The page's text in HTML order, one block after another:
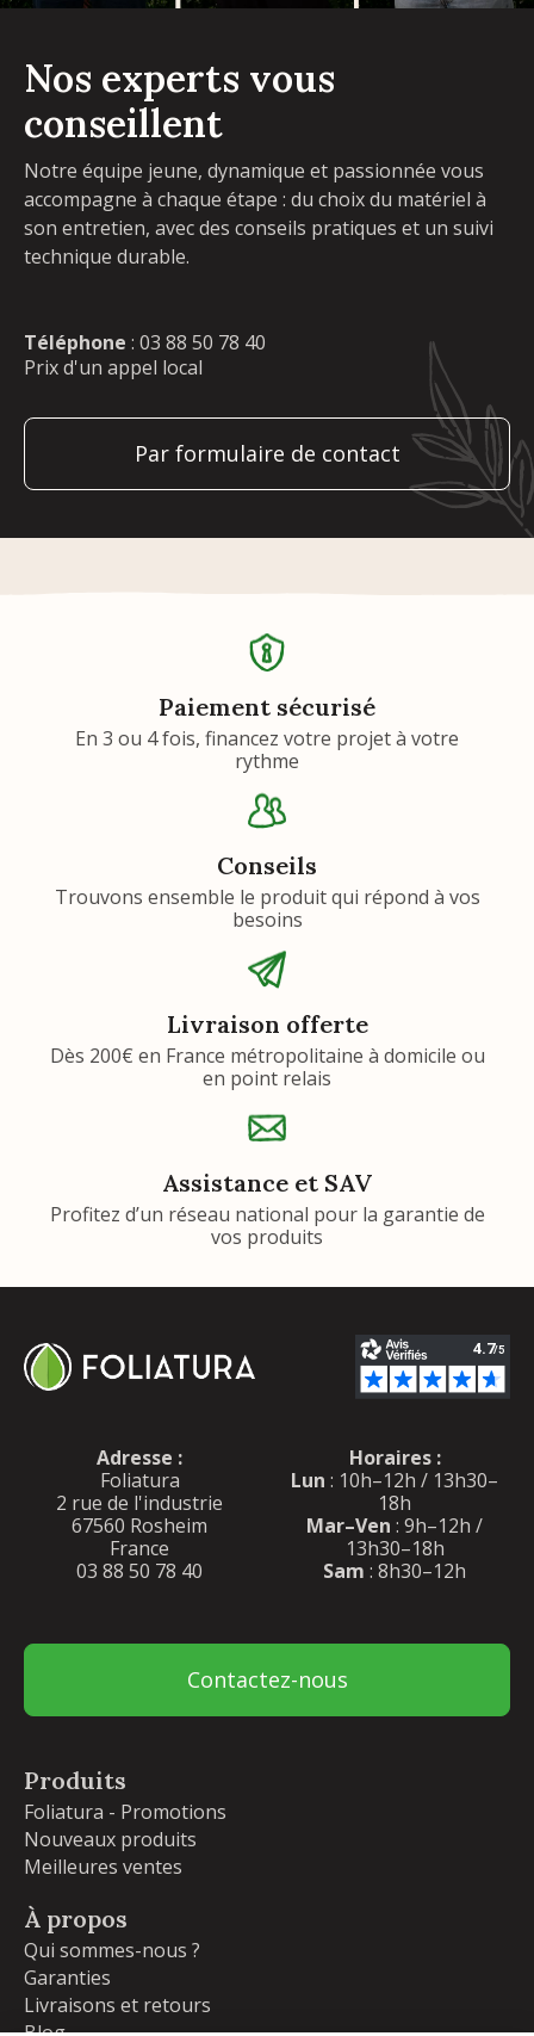
Nos experts vous
conseillent
Notre équipe jeune, dynamique et passionnée vous
accompagne à chaque étape : du choix du matériel à
son entretien, avec des conseils pratiques et un suivi
technique durable.
Téléphone : 03 88 50 78 40
Prix d'un appel local
Par formulaire de contact
Paiement sécurisé
En 3 ou 4 fois, financez votre projet à votre
rythme
Conseils
Trouvons ensemble le produit qui répond à vos
besoins
Livraison offerte
Dès 200€ en France métropolitaine à domicile ou
en point relais
Assistance et SAV
Profitez d’un réseau national pour la garantie de
vos produits
Adresse :
Foliatura
2 rue de l'industrie
67560 Rosheim
France
03 88 50 78 40
Horaires :
Lun : 10h–12h / 13h30–
18h
Mar–Ven : 9h–12h /
13h30–18h
Sam : 8h30–12h
Contactez-nous
Produits
Foliatura - Promotions
Nouveaux produits
Meilleures ventes
À propos
Qui sommes-nous ?
Garanties
Livraisons et retours